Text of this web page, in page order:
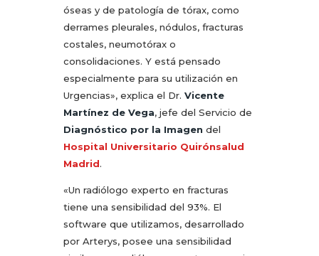
óseas y de patología de tórax, como
derrames pleurales, nódulos, fracturas
costales, neumotórax o
consolidaciones. Y está pensado
especialmente para su utilización en
Urgencias», explica el Dr. Vicente
Martínez de Vega, jefe del Servicio de
Diagnóstico por la Imagen del
Hospital Universitario Quirónsalud
Madrid.
«Un radiólogo experto en fracturas
tiene una sensibilidad del 93%. El
software que utilizamos, desarrollado
por Arterys, posee una sensibilidad